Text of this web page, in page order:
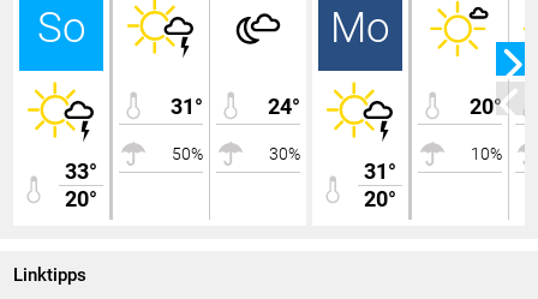
35,6 °C Düns
35,5 °C Seewis Schmitten
35,5 °C Lochau Zentrum
35,4 °C Mauren
35,3 °C
So
33°
20°
31°
50%
24°
30%
Mo
31°
20°
20°
10%
Linktipps